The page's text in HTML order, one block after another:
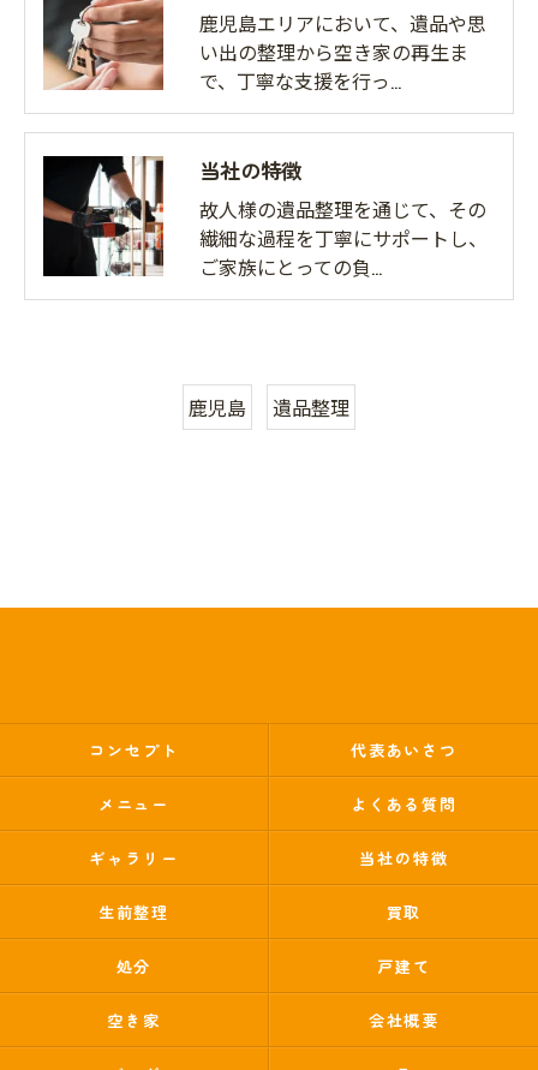
鹿児島エリアにおいて、遺品や思
い出の整理から空き家の再生ま
で、丁寧な支援を行っ…
当社の特徴
故人様の遺品整理を通じて、その
繊細な過程を丁寧にサポートし、
ご家族にとっての負…
鹿児島 遺品整理
コンセプト 代表あいさつ
メニュー よくある質問
ギャラリー 当社の特徴
生前整理 買取
処分 戸建て
空き家 会社概要